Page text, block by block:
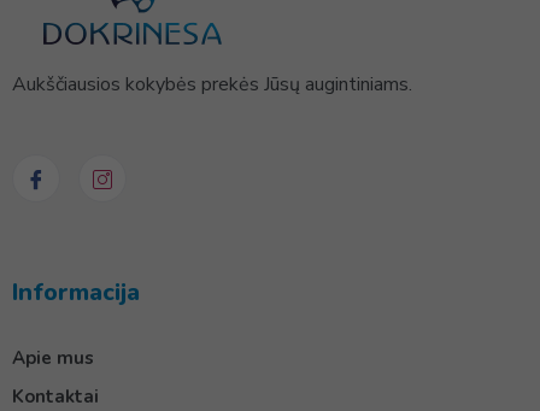
Aukščiausios kokybės prekės Jūsų augintiniams.
Informacija
Apie mus
Kontaktai